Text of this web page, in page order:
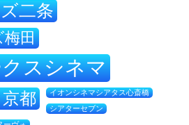
二条
梅田
スシネマ
都 イオンシネマシアタス心斎橋
シアターセブン